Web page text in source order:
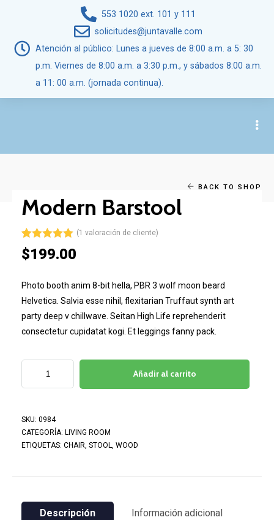
553 1020 ext. 101 y 111
solicitudes@juntavalle.com
Atención al público: Lunes a jueves de 8:00 a.m. a 5: 30
p.m. Viernes de 8:00 a.m. a 3:30 p.m., y sábados 8:00 a.m.
a 11: 00 a.m. (jornada continua).
BACK TO SHOP
Modern Barstool
Valorado
5.00 sobre
1
de cliente
(1 valoración de cliente)
$199.00
Photo booth anim 8-bit hella, PBR 3 wolf moon beard
Helvetica. Salvia esse nihil, flexitarian Truffaut synth art
party deep v chillwave. Seitan High Life reprehenderit
consectetur cupidatat kogi. Et leggings fanny pack.
Añadir al carrito
SKU: 0984
CATEGORÍA: LIVING ROOM
ETIQUETAS: CHAIR, STOOL, WOOD
Descripción
Información adicional